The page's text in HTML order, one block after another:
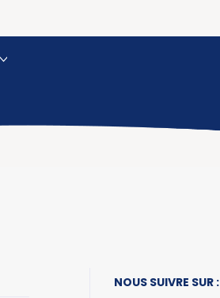
NOUS SUIVRE SUR :